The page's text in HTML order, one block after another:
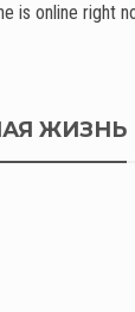
is online right
ЖИЗНЬ